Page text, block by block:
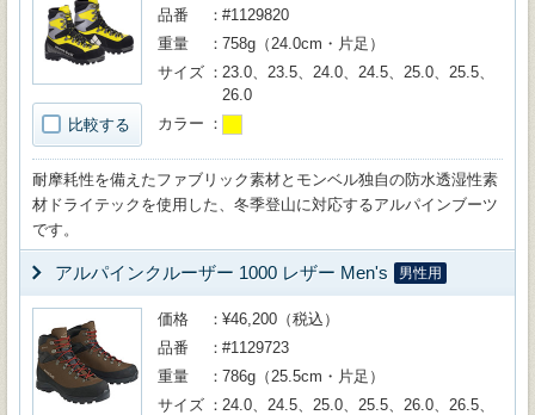
比較する
品番
#1129820
重量
758g（24.0cm・片足）
サイズ
23.0、23.5、24.0、24.5、25.0、25.5、
26.0
カラー
耐摩耗性を備えたファブリック素材とモンベル独自の防水透湿性素
材ドライテックを使用した、冬季登山に対応するアルパインブーツ
です。
アルパインクルーザー 1000 レザー Men's 男性用
価格
¥46,200（税込）
品番
#1129723
重量
786g（25.5cm・片足）
サイズ
24.0、24.5、25.0、25.5、26.0、26.5、